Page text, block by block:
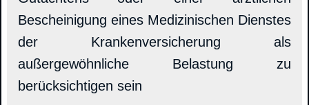
Bescheinigung eines Medizinischen Dienstes
der Krankenversicherung als
außergewöhnliche Belastung zu
berücksichtigen sein